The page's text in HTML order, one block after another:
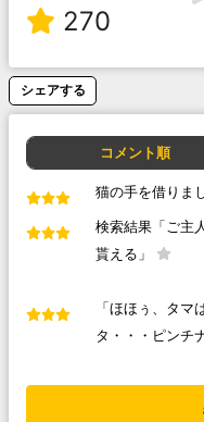
270
シェアする
コメント順
猫の手を借りま
検索結果「ご主
貰える」
「ほほぅ、タマ
タ・・・ピンチ